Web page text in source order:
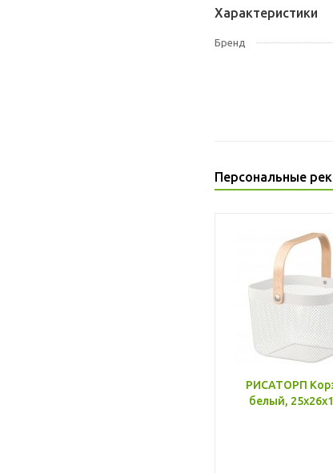
Характеристики
Бренд
Персональные
РИСАТОРП
белый,